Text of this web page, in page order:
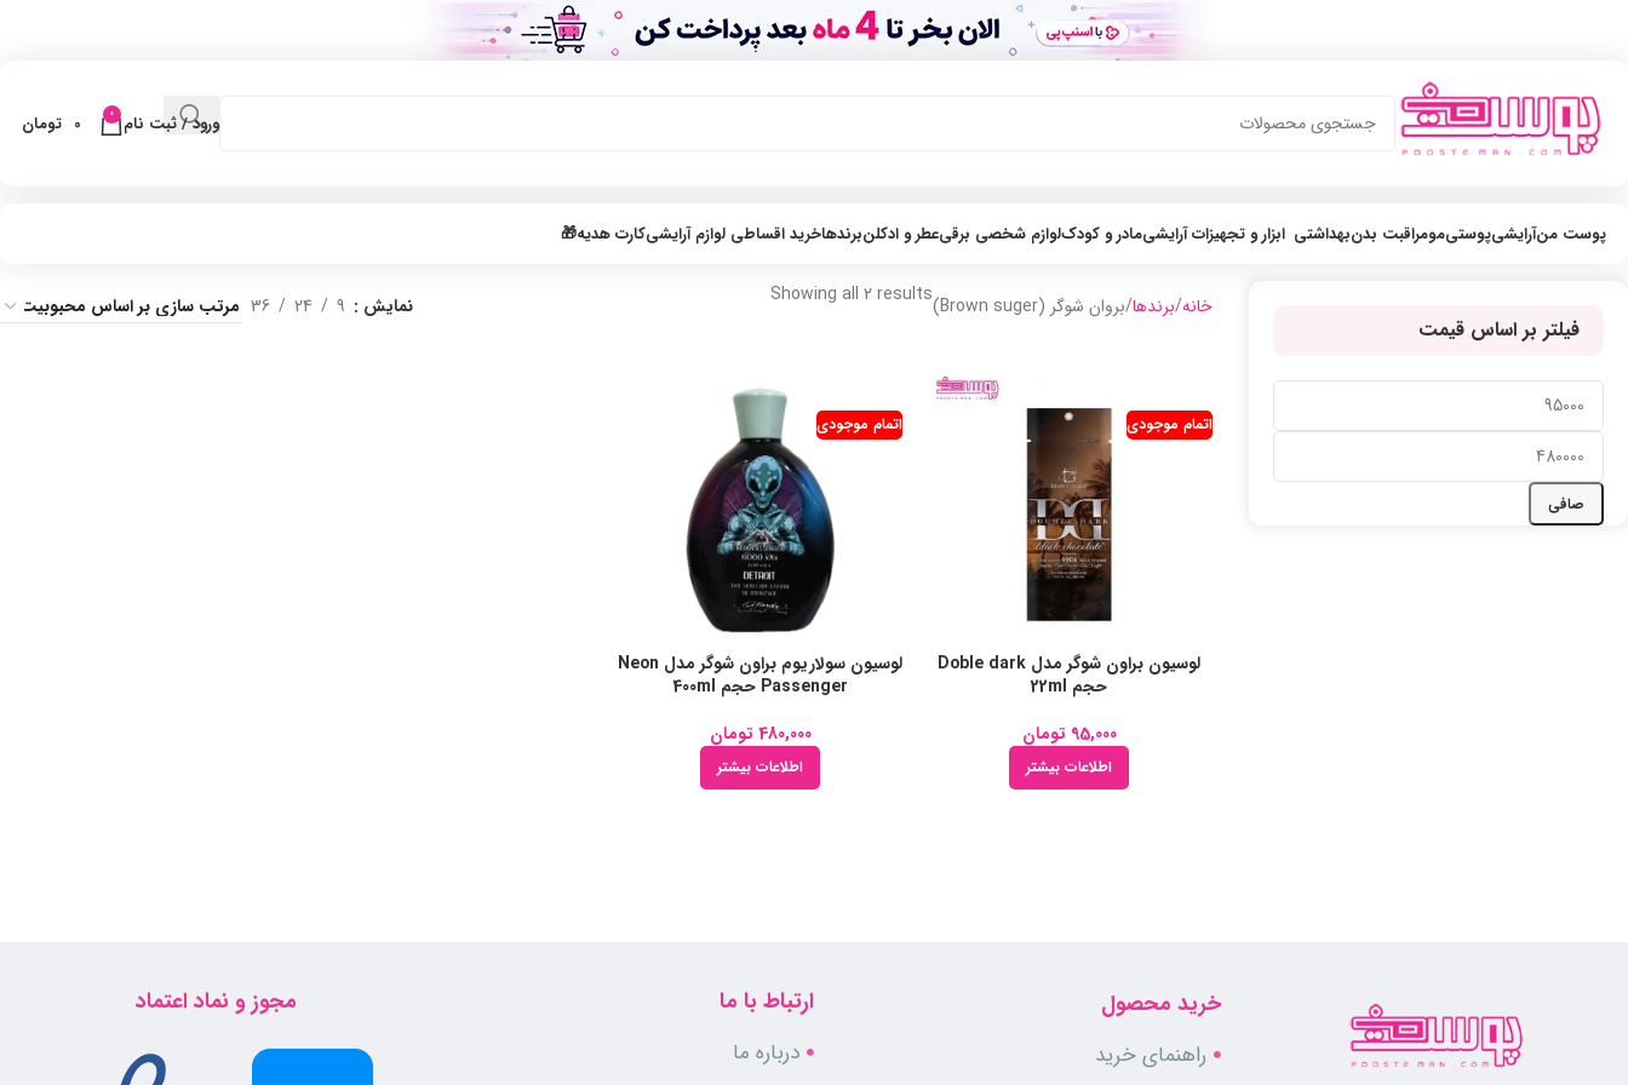
ورود / ثبت نام 0
0 تومان
پوست منآرایشیپوستیمومراقبت بدنبهداشتی ابزار و تجهیزات آرایشیمادر و کودکلوازم شخصی برقیعطر و ادکلنبرندهاخرید اقساطی لوازم آرایشیکارت هدیه🎁
فیلتر بر اساس قیمت
صافی
خانه برندها بروان شوگر (Brown suger) Showing all 2 results نمایش 9
24
36
اتمام موجودی
لوسیون براون شوگر مدل Doble dark
حجم 22ml
95,000 تومان
اطلاعات بیشتر
اتمام موجودی
لوسیون سولاریوم براون شوگر مدل Neon
Passenger حجم 400ml
480,000 تومان
اطلاعات بیشتر
خرید محصول
راهنمای خرید
ارتباط با ما
درباره ما
مجوز و نماد اعتماد